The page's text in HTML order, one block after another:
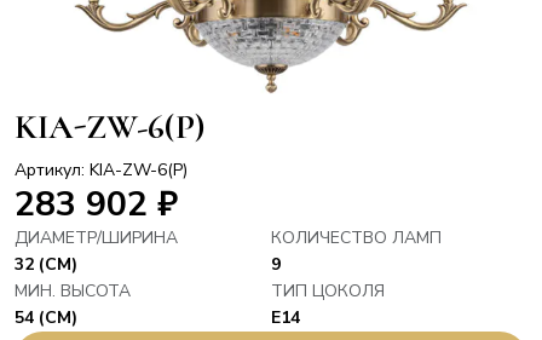
KIA-ZW-6(P)
Артикул: KIA-ZW-6(P)
283 902 ₽
ДИАМЕТР/ШИРИНА
32 (СМ)
КОЛИЧЕСТВО ЛАМП
9
МИН. ВЫСОТА
54 (СМ)
ТИП ЦОКОЛЯ
E14